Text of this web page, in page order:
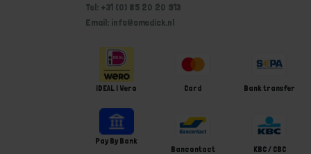
Tel: +31 (0) 85 20 20 913
Email: info@omedick.nl
iDEAL | Wero Card Bank transfer
Pay By Bank
Bancontact
KBC / CBC